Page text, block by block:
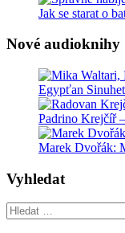
Jak se starat o
Nové audioknihy
Egypťan Sinuhet
Padrino Krejčíř
Marek Dvořák:
Vyhledat
Vyhledat: